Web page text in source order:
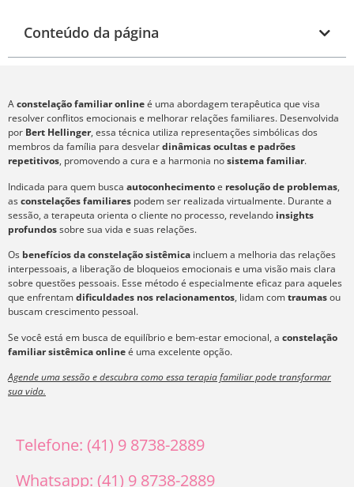
Conteúdo da página
Aconstelação familiar onlineé uma abordagem terapêutica que visa
resolver conflitos emocionais e melhorar relações familiares. Desenvolvida
por Bert Hellinger, essa técnica utiliza representações simbólicas dos
membros da família para desvelardinâmicas ocultas e padrões
repetitivos, promovendo a cura e a harmonia nosistema familiar.
Indicada para quem busca autoconhecimentoe resolução de problemas,
asconstelações familiares podem ser realizada virtualmente. Durante a
sessão, a terapeuta orienta o cliente no processo, revelando insights
profundossobre sua vida e suas relações.
Os benefícios da constelação sistêmica incluem a melhoria das relações
interpessoais, a liberação de bloqueios emocionais e uma visão mais clara
sobre questões pessoais. Esse método é especialmente eficaz para aqueles
que enfrentamdificuldades nos relacionamentos, lidam comtraumasou
buscam crescimento pessoal.
Se você está em busca de equilíbrio e bem-estar emocional, a constelação
familiar sistêmica onlineé uma excelente opção.
Agende uma sessão e descubra como essa terapia familiar pode transformar
sua vida.
Telefone: (41) 9 8738-2889
Whatsapp: (41) 9 8738-2889